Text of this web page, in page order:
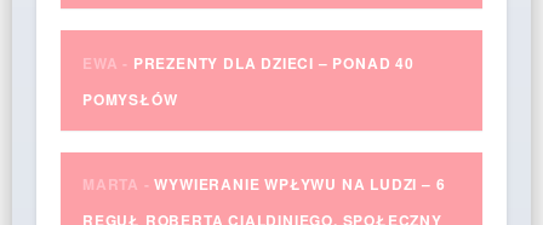
EWA - PREZENTY DLA DZIECI – PONAD 40
POMYSŁÓW
MARTA -WYWIERANIE WPŁYWU NA LUDZI – 6
REGUŁ ROBERTA CIALDINIEGO. SPOŁECZNY